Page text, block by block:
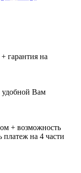
гарантия на
удобной Вам
+ возможность
платеж на 4 части